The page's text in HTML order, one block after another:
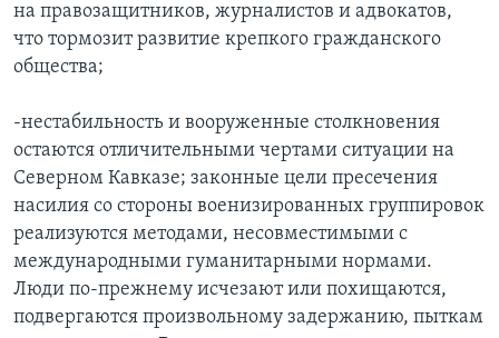
на правозащитников, журналистов и адвокатов,
что тормозит развитие крепкого гражданского
общества;
-нестабильность и вооруженные столкновения
остаются отличительными чертами ситуации на
Северном Кавказе; законные цели пресечения
насилия со стороны военизированных группировок
реализуются методами, несовместимыми с
международными гуманитарными нормами.
Люди по-прежнему исчезают или похищаются,
подвергаются произвольному задержанию, пыткам